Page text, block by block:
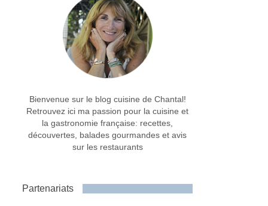
Bienvenue sur le blog cuisine de Chantal!
Retrouvez ici ma passion pour la cuisine et
la gastronomie française: recettes,
découvertes, balades gourmandes et avis
sur les restaurants
Partenariats